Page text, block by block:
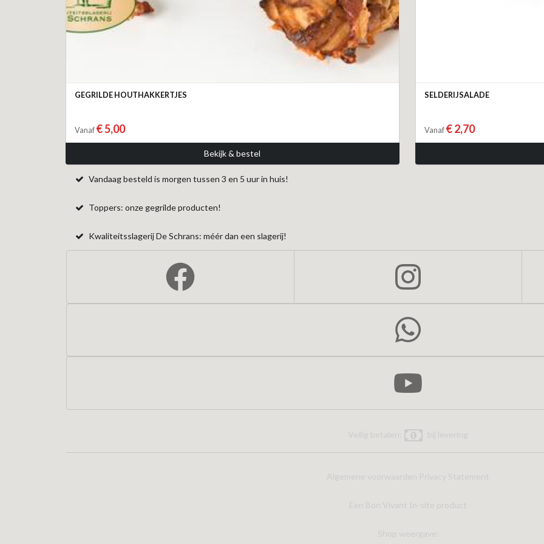
GEGRILDE HOUTHAKKERTJES
Vanaf € 5,00
Bekijk & bestel
SELDERIJSALADE
Vanaf € 2,70
Vandaag besteld is morgen tussen 3 en 5 uur in huis!
Toppers: onze gegrilde producten!
Kwaliteitsslagerij De Schrans: méér dan een slagerij!